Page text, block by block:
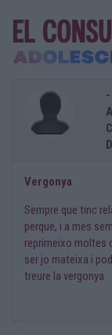
-
Vergonya
Sempre que tinc
perque, i a mes
reprimeixo moltes
ser jo mateixa i
treure la vergonya